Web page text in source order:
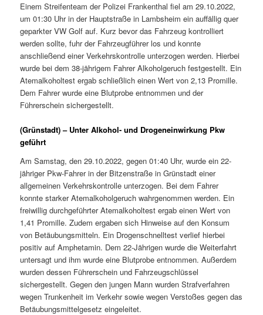
Einem Streifenteam der Polizei Frankenthal fiel am 29.10.2022,
um 01:30 Uhr in der Hauptstraße in Lambsheim ein auffällig quer
geparkter VW Golf auf. Kurz bevor das Fahrzeug kontrolliert
werden sollte, fuhr der Fahrzeugführer los und konnte
anschließend einer Verkehrskontrolle unterzogen werden. Hierbei
wurde bei dem 38-jährigem Fahrer Alkoholgeruch festgestellt. Ein
Atemalkoholtest ergab schließlich einen Wert von 2,13 Promille.
Dem Fahrer wurde eine Blutprobe entnommen und der
Führerschein sichergestellt.
(Grünstadt) – Unter Alkohol- und Drogeneinwirkung Pkw
geführt
Am Samstag, den 29.10.2022, gegen 01:40 Uhr, wurde ein 22-
jähriger Pkw-Fahrer in der Bitzenstraße in Grünstadt einer
allgemeinen Verkehrskontrolle unterzogen. Bei dem Fahrer
konnte starker Atemalkoholgeruch wahrgenommen werden. Ein
freiwillig durchgeführter Atemalkoholtest ergab einen Wert von
1,41 Promille. Zudem ergaben sich Hinweise auf den Konsum
von Betäubungsmitteln. Ein Drogenschnelltest verlief hierbei
positiv auf Amphetamin. Dem 22-Jährigen wurde die Weiterfahrt
untersagt und ihm wurde eine Blutprobe entnommen. Außerdem
wurden dessen Führerschein und Fahrzeugschlüssel
sichergestellt. Gegen den jungen Mann wurden Strafverfahren
wegen Trunkenheit im Verkehr sowie wegen Verstoßes gegen das
Betäubungsmittelgesetz eingeleitet.